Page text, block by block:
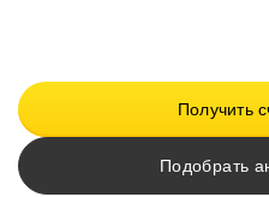
Получить
Подобрать